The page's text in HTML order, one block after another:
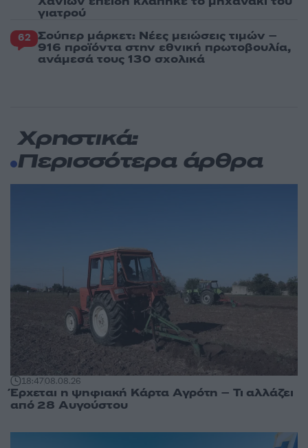
γιατρού
62 Σούπερ μάρκετ: Νέες μειώσεις τιμών –
916 προϊόντα στην εθνική πρωτοβουλία,
ανάμεσά τους 130 σχολικά
Χρηστικά:
Περισσότερα άρθρα
18:4708.08.26
Έρχεται η ψηφιακή Κάρτα Αγρότη – Τι αλλάζει
από 28 Αυγούστου